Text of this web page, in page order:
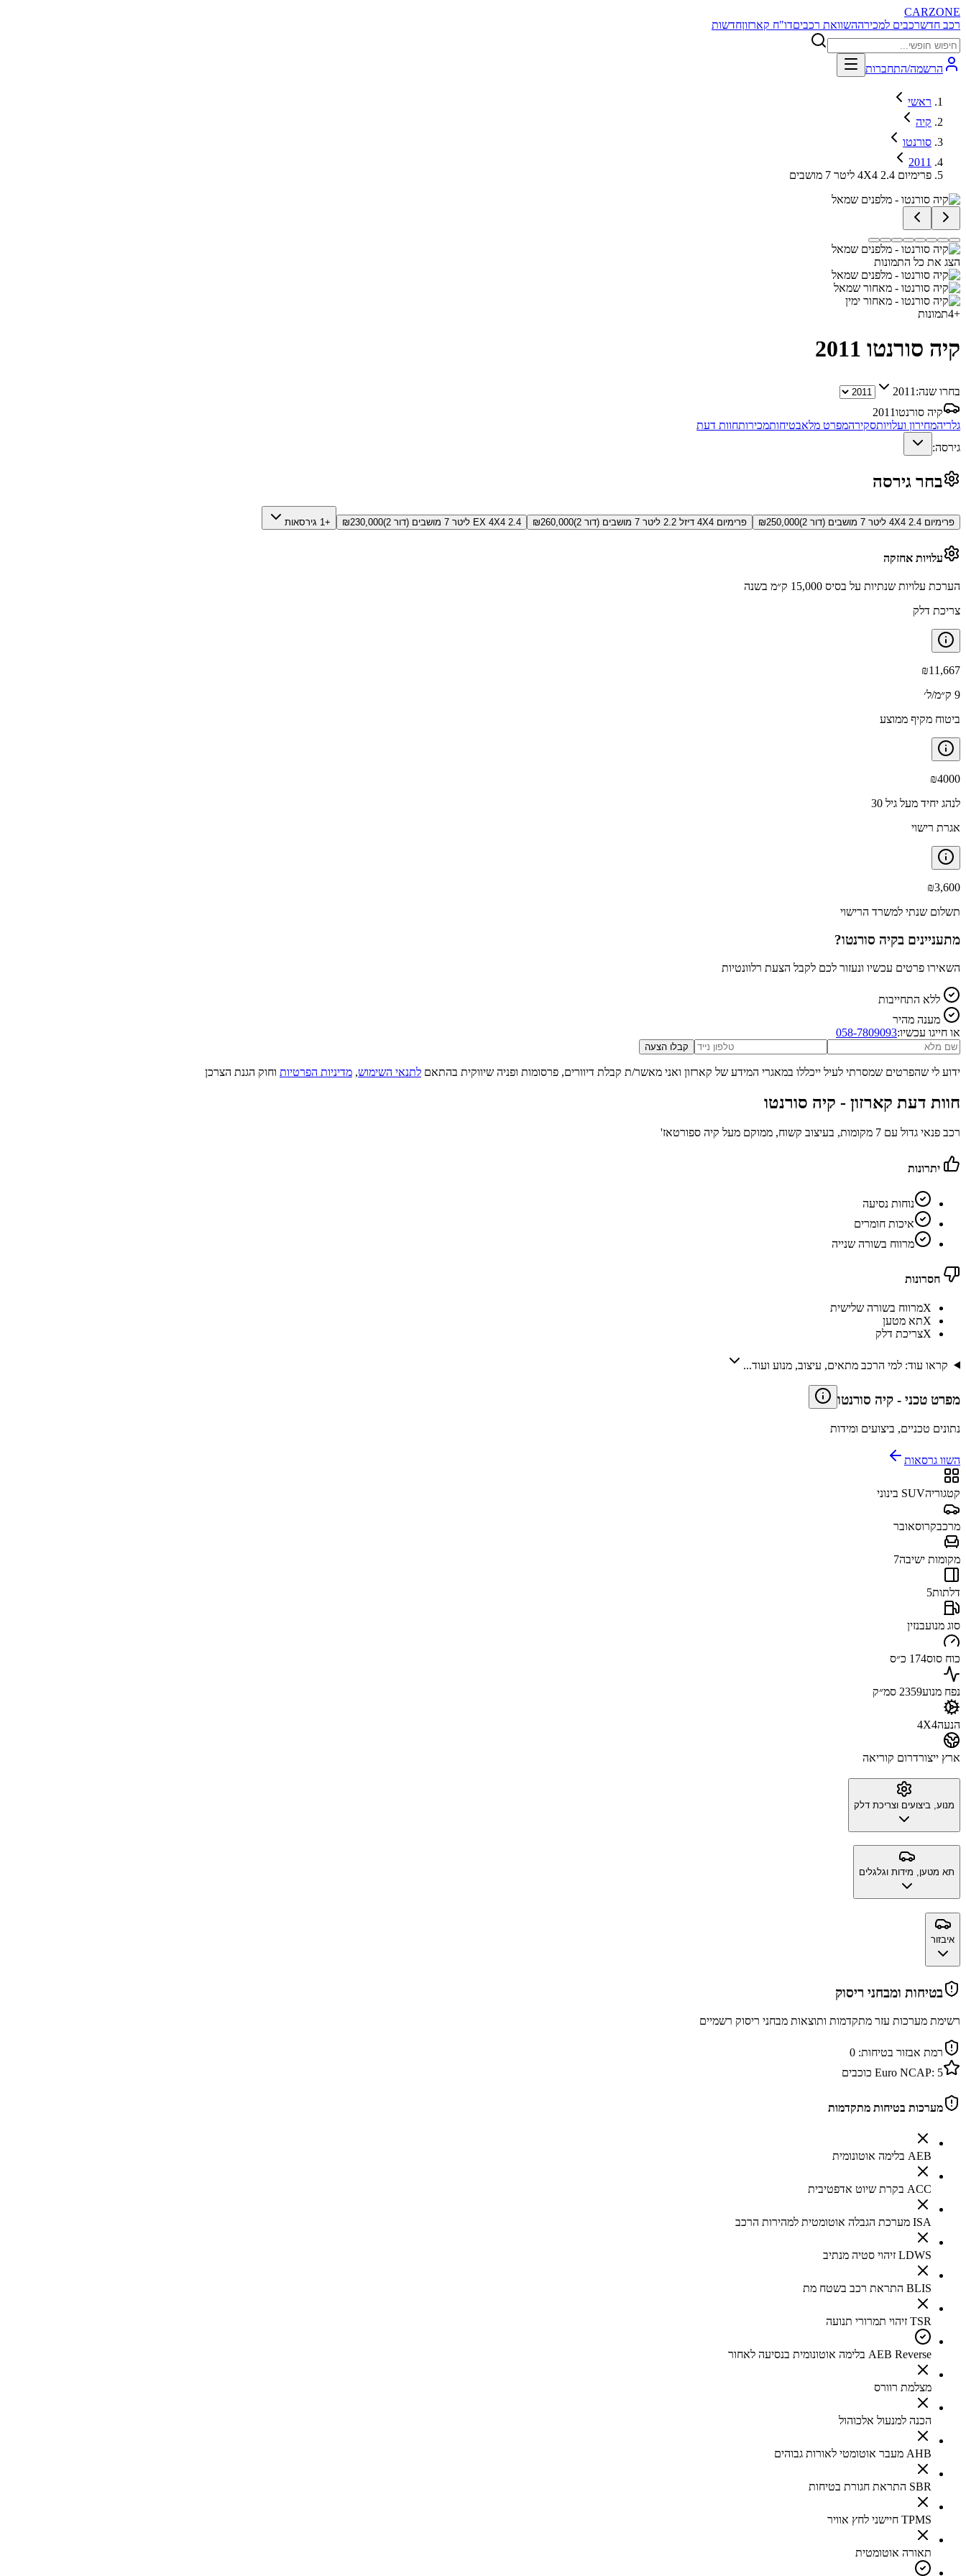
CARZONE
רכב חדשרכבים למכירההשוואת רכביםדו"ח קארזוןחדשות
הרשמה/התחברות
ראשי
קיה
סורנטו
2011
פרימיום 4X4 2.4 ליטר 7 מושבים
הצג את כל התמונות
+
4תמונות
קיה סורנטו 2011
בחרו שנה: 2011
קיה סורנטו2011
גלריהמחירון ועלויותסקירהמפרט מלאבטיחותמכירותחוות דעת
גירסה:
בחר גירסה
פרימיום 4X4 2.4 ליטר 7 מושבים (דור 2) ₪250,000 פרימיום 4X4 דיזל 2.2 ליטר 7 מושבים (דור 2) ₪260,000 EX 4X4 2.4 ליטר 7 מושבים (דור 2) ₪230,000 +1 גירסאות
עלויות אחזקה
הערכת עלויות שנתיות על בסיס 15,000 ק״מ בשנה
צריכת דלק
₪11,667
9 ק״מ/ל׳
ביטוח מקיף ממוצע
₪4000
לנהג יחיד מעל גיל 30
אגרת רישוי
₪3,600
תשלום שנתי למשרד הרישוי
מתעניינים בקיה סורנטו?
השאירו פרטים עכשיו ונעזור לכם לקבל הצעת רלוונטיות
ללא התחייבות
מענה מהיר
או חייגו עכשיו:058-7809093
קבלו הצעה
ידוע לי שהפרטים שמסרתי לעיל ייכללו במאגרי המידע של קארזון ואני מאשר/ת קבלת דיוורים, פרסומות ופניה שיווקית בהתאם לתנאי השימוש, מדיניות הפרטיות וחוק הגנת הצרכן
חוות דעת קארזון - קיה סורנטו
רכב פנאי גדול עם 7 מקומות, בעיצוב קשוח, ממוקם מעל קיה ספורטאז'
יתרונות
נוחות נסיעה
איכות חומרים
מרווח בשורה שנייה
חסרונות
Xמרווח בשורה שלישית
Xתא מטען
Xצריכת דלק
קראו עוד: למי הרכב מתאים, עיצוב, מנוע ועוד...
מפרט טכני - קיה סורנטו
נתונים טכניים, ביצועים ומידות
השוו גרסאות
קטגוריהSUV בינוני
מרכבקרוסאובר
מקומות ישיבה7
דלתות5
סוג מנועבנזין
כוח סוס174 כ״ס
נפח מנוע2359 סמ״ק
הנעה4X4
ארץ ייצורדרום קוריאה
מנוע, ביצועים וצריכת דלק
תא מטען, מידות וגלגלים
איבזור
בטיחות ומבחני ריסוק
רשימת מערכות עזר מתקדמות ותוצאות מבחני ריסוק רשמיים
רמת אבזור בטיחות: 0
Euro NCAP: 5 כוכבים
מערכות בטיחות מתקדמות
AEB בלימה אוטונומית
ACC בקרת שיוט אדפטיבית
ISA מערכת הגבלה אוטומטית למהירות הרכב
LDWS זיהוי סטיה מנתיב
BLIS התראת רכב בשטח מת
TSR זיהוי תמרורי תנועה
AEB Reverse בלימה אוטונומית בנסיעה לאחור
מצלמת רוורס
הכנה למנעול אלכוהול
AHB מעבר אוטומטי לאורות גבוהים
SBR התראת חגורת בטיחות
TPMS חיישני לחץ אוויר
תאורה אוטומטית